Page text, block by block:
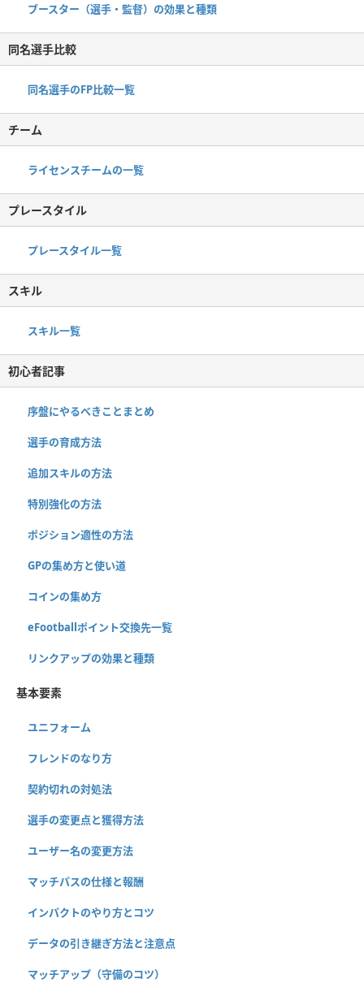
ブースター（選手・監督）の効果と種類
同名選手比較
同名選手のFP比較一覧
チーム
ライセンスチームの一覧
プレースタイル
プレースタイル一覧
スキル
スキル一覧
初心者記事
序盤にやるべきことまとめ
選手の育成方法
追加スキルの方法
特別強化の方法
ポジション適性の方法
GPの集め方と使い道
コインの集め方
eFootballポイント交換先一覧
リンクアップの効果と種類
基本要素
ユニフォーム
フレンドのなり方
契約切れの対処法
選手の変更点と獲得方法
ユーザー名の変更方法
マッチパスの仕様と報酬
インパクトのやり方とコツ
データの引き継ぎ方法と注意点
マッチアップ（守備のコツ）